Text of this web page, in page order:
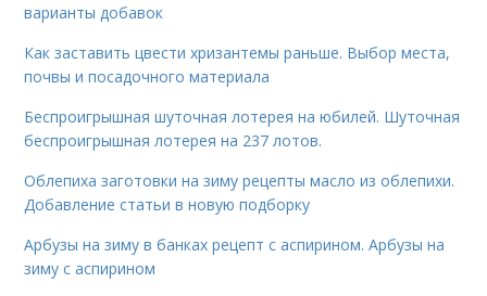
варианты добавок
Как заставить цвести хризантемы раньше. Выбор места,
почвы и посадочного материала
Беспроигрышная шуточная лотерея на юбилей. Шуточная
беспроигрышная лотерея на 237 лотов.
Облепиха заготовки на зиму рецепты масло из облепихи.
Добавление статьи в новую подборку
Арбузы на зиму в банках рецепт с аспирином. Арбузы на
зиму с аспирином